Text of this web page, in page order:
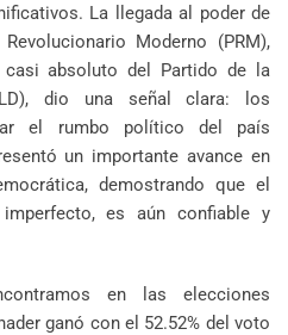
La llegada al poder de
Moderno (PRM),
absoluto del Partido de la
dio una señal clara: los
el rumbo político del país
un importante avance en
demostrando que el
es aún confiable y
en las elecciones
ganó con el 52.52% del voto